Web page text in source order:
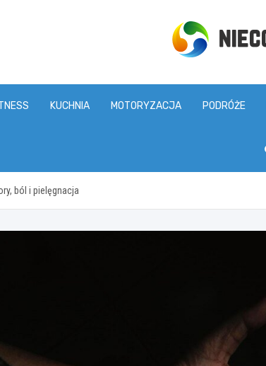
KUCHNIA MOTORYZACJA PODRÓŻE
ból i pielęgnacja